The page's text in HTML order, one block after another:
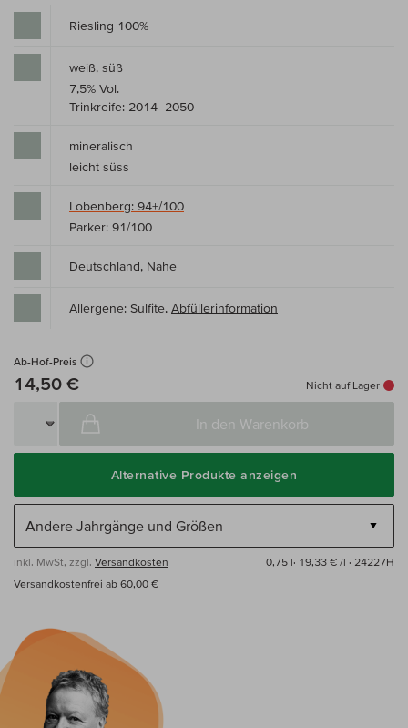
Riesling 100%
weiß, süß
7,5% Vol.
Trinkreife: 2014–2050
mineralisch
leicht süss
Lobenberg: 94+/100
Parker: 91/100
Deutschland, Nahe
Allergene: Sulfite, Abfüllerinformation
Ab-Hof-Preis
14,50 € Nicht auf Lager
In den Warenkorb
Alternative Produkte anzeigen
inkl. MwSt, zzgl. Versandkosten 0,75 l· 19,33 € /l · 24227H
Versandkostenfrei ab 60,00 €